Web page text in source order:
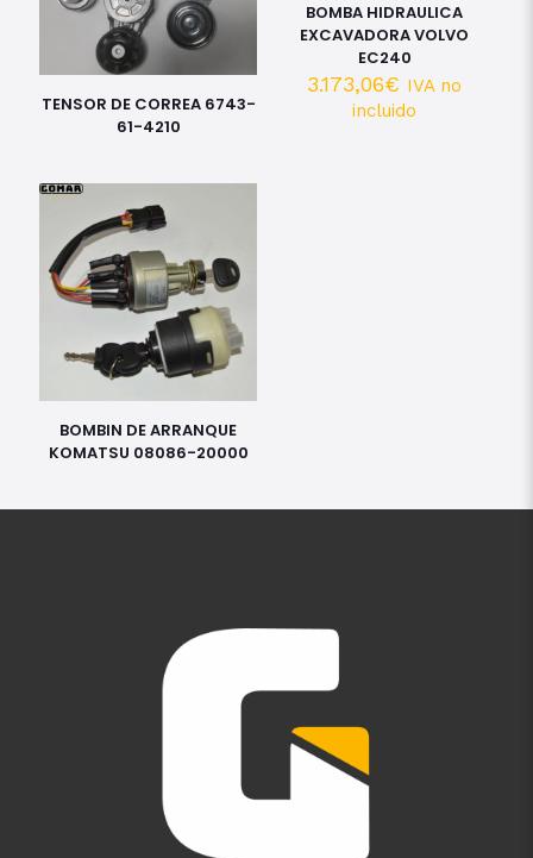
TENSOR DE CORREA 6743-
61-4210
BOMBA HIDRAULICA
EXCAVADORA VOLVO
EC240
3.173,06€ IVA no
incluido
BOMBIN DE ARRANQUE
KOMATSU 08086-20000